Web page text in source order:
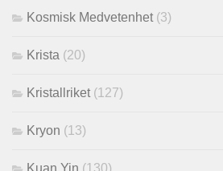
Kosmisk Medvetenhet (3)
Krista (20)
Kristallriket (127)
Kryon (13)
Kuan Yin (130)